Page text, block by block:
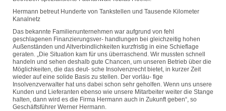
Hermann betreut Hunderte von Tankstellen und Tausende Kilometer
Kanalnetz
Das bekannte Familienunternehmen war aufgrund von fehl
geschlagenen Finanzierungsver- handlungen bei gleichzeitig hohen
Außenständen und Altverbindlichkeiten kurzfristig in eine Schieflage
geraten. „Die Situation kam für uns überraschend. Wir mussten schnell
handeln und sehen deshalb gute Chancen, um unseren Betrieb über die
Möglichkeiten, die das deut- sche Insolvenzrecht bietet, in kurzer Zeit
wieder auf eine solide Basis zu stellen. Der vorläu- fige
Insolvenzverwalter hat uns dabei schon sehr geholfen. Wenn uns unsere
Kunden und Lieferanten ebenso wie unsere Mitarbeiter weiter die Stange
halten, dann wird es die Firma Hermann auch in Zukunft geben“, so
Geschäftsführer Werner Hermann.